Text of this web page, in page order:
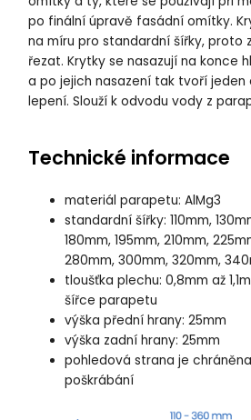
po finální úpravě fasádní omítky.
na míru pro standardní šířky, proto
řezat. Krytky se nasazují na konce
a po jejich nasazení tak tvoří jeden
lepení. Slouží k odvodu vody z
Technické informace
materiál parapetu: AlMg3
standardní šířky: 110mm,
180mm, 195mm, 210mm,
280mm, 300mm, 320mm,
tloušťka plechu: 0,8mm až
šířce parapetu
výška přední hrany: 25mm
výška zadní hrany: 25mm
pohledová strana je
poškrábání